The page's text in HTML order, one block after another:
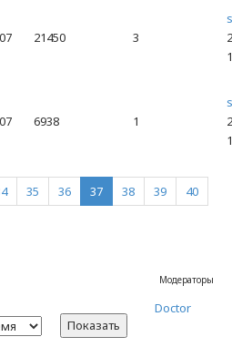
21450 3
6938 1
35 36 37 38 39
40
Показать
Модераторы
Doctor